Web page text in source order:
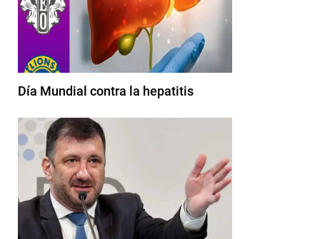
Día Mundial contra la hepatitis